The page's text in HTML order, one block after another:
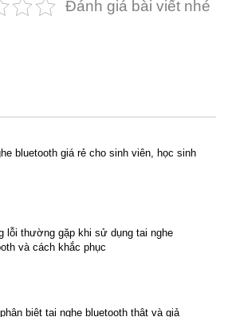
Đánh giá bài viết nhé
bluetooth giá rẻ cho sinh viên, học sinh
lỗi thường gặp khi sử dụng tai nghe
và cách khắc phục
biệt tai nghe bluetooth thật và giả